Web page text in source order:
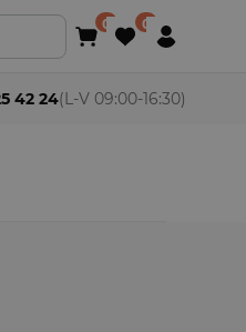
42 24(L-V 09:00-16:30)